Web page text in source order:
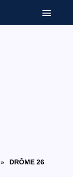
»
DRÔME 26